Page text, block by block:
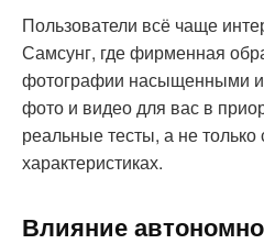
Пользователи всё чаще
Самсунг, где фирменная
фотографии насыщенными
фото и видео для вас в
реальные тесты, а не
характеристиках.
Влияние